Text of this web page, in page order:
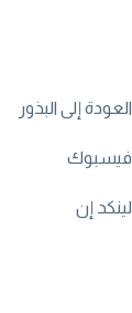
العودة إلى البذور
فيسبوك
لينكد إن